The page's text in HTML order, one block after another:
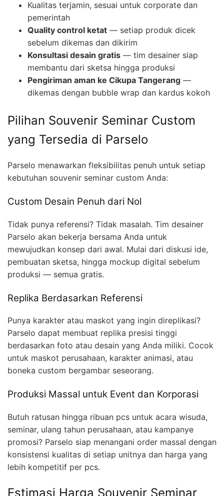
Kualitas terjamin, sesuai untuk corporate dan
pemerintah
Quality control ketat — setiap produk dicek
sebelum dikemas dan dikirim
Konsultasi desain gratis — tim desainer siap
membantu dari sketsa hingga produksi
Pengiriman aman ke Cikupa Tangerang —
dikemas dengan bubble wrap dan kardus kokoh
Pilihan Souvenir Seminar Custom
yang Tersedia di Parselo
Parselo menawarkan fleksibilitas penuh untuk setiap
kebutuhan souvenir seminar custom Anda:
Custom Desain Penuh dari Nol
Tidak punya referensi? Tidak masalah. Tim desainer
Parselo akan bekerja bersama Anda untuk
mewujudkan konsep dari awal. Mulai dari diskusi ide,
pembuatan sketsa, hingga mockup digital sebelum
produksi — semua gratis.
Replika Berdasarkan Referensi
Punya karakter atau maskot yang ingin direplikasi?
Parselo dapat membuat replika presisi tinggi
berdasarkan foto atau desain yang Anda miliki. Cocok
untuk maskot perusahaan, karakter animasi, atau
boneka custom bergambar seseorang.
Produksi Massal untuk Event dan Korporasi
Butuh ratusan hingga ribuan pcs untuk acara wisuda,
seminar, ulang tahun perusahaan, atau kampanye
promosi? Parselo siap menangani order massal dengan
konsistensi kualitas di setiap unitnya dan harga yang
lebih kompetitif per pcs.
Estimasi Harga Souvenir Seminar